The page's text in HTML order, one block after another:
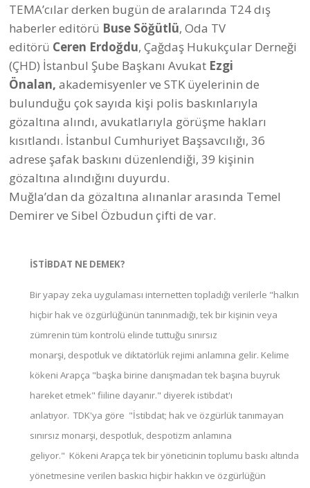
TEMA’cılar derken bugün de aralarında T24 dış
haberler editörü Buse Söğütlü, Oda TV
editörü Ceren Erdoğdu, Çağdaş Hukukçular Derneği
(ÇHD) İstanbul Şube Başkanı Avukat Ezgi
Önalan, akademisyenler ve STK üyelerinin de
bulunduğu çok sayıda kişi polis baskınlarıyla
gözaltına alındı, avukatlarıyla görüşme hakları
kısıtlandı. İstanbul Cumhuriyet Başsavcılığı, 36
adrese şafak baskını düzenlendiği, 39 kişinin
gözaltına alındığını duyurdu.
Muğla’dan da gözaltına alınanlar arasında Temel
Demirer ve Sibel Özbudun çifti de var.
İSTİBDAT NE DEMEK?
Bir yapay zeka uygulaması internetten topladığı verilerle "halkın
hiçbir hak ve özgürlüğünün tanınmadığı, tek bir kişinin veya
zümrenin tüm kontrolü elinde tuttuğu sınırsız
monarşi, despotluk ve diktatörlük rejimi anlamına gelir. Kelime
kökeni Arapça "başka birine danışmadan tek başına buyruk
hareket etmek" fiiline dayanır." diyerek istibdat'ı
anlatıyor. TDK'ya göre "İstibdat; hak ve özgürlük tanımayan
sınırsız monarşi, despotluk, despotizm anlamına
geliyor." Kökeni Arapça tek bir yöneticinin toplumu baskı altında
yönetmesine verilen baskıcı hiçbir hakkın ve özgürlüğün